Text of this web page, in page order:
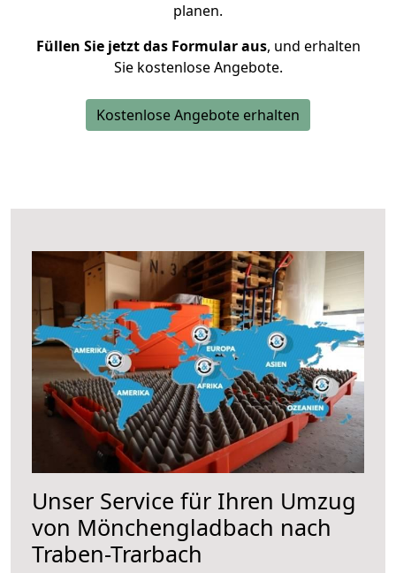
planen.
Füllen Sie jetzt das Formular aus, und erhalten
Sie kostenlose Angebote.
Kostenlose Angebote erhalten
Unser Service für Ihren Umzug
von Mönchengladbach nach
Traben-Trarbach